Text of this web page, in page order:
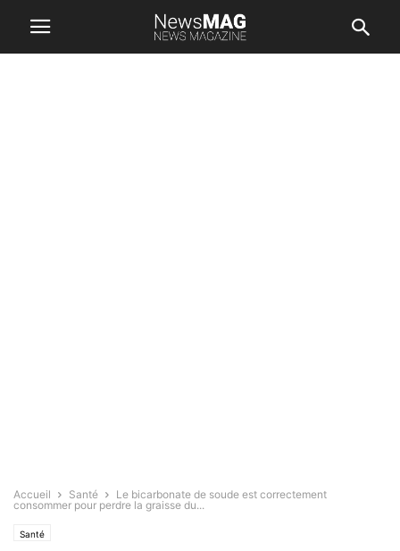
Accueil Santé
Le bicarbonate de soude est correctement
consommer pour perdre la graisse du...
Santé